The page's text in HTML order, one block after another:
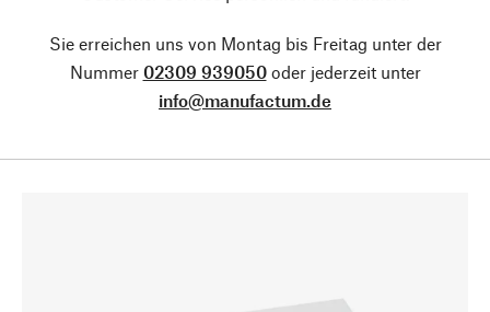
Sie erreichen uns von Montag bis Freitag unter der
Nummer 02309 939050oder jederzeit unter
info@manufactum.de